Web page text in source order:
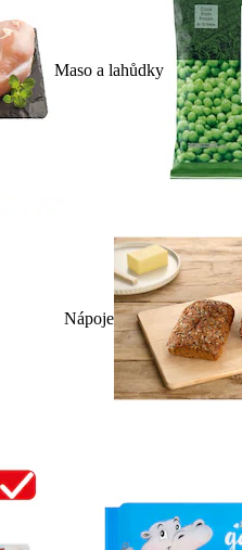
Maso a lahůdky
Nápoje